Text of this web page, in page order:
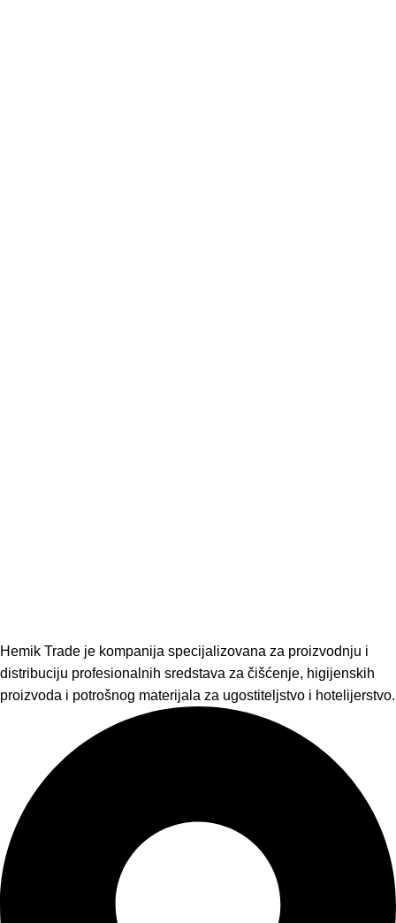
Hemik Trade je kompanija specijalizovana za proizvodnju i
distribuciju profesionalnih sredstava za čišćenje, higijenskih
proizvoda i potrošnog materijala za ugostiteljstvo i hotelijerstvo.